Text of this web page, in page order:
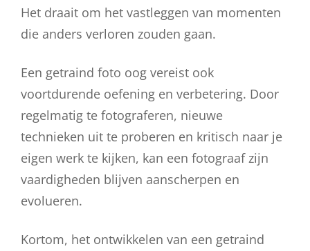
Het draait om het vastleggen van momenten
die anders verloren zouden gaan.
Een getraind foto oog vereist ook
voortdurende oefening en verbetering. Door
regelmatig te fotograferen, nieuwe
technieken uit te proberen en kritisch naar je
eigen werk te kijken, kan een fotograaf zijn
vaardigheden blijven aanscherpen en
evolueren.
Kortom, het ontwikkelen van een getraind